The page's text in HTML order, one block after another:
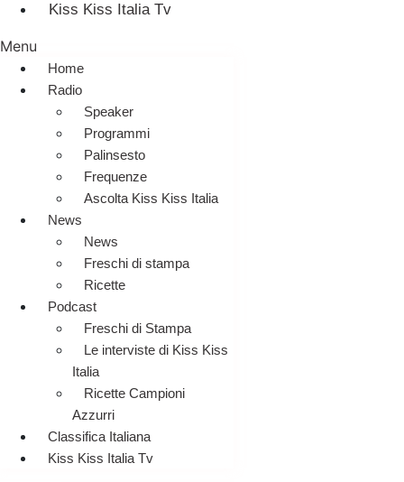
Kiss Kiss Italia Tv
Menu
Home
Radio
Speaker
Programmi
Palinsesto
Frequenze
Ascolta Kiss Kiss Italia
News
News
Freschi di stampa
Ricette
Podcast
Freschi di Stampa
Le interviste di Kiss Kiss
Italia
Ricette Campioni
Azzurri
Classifica Italiana
Kiss Kiss Italia Tv